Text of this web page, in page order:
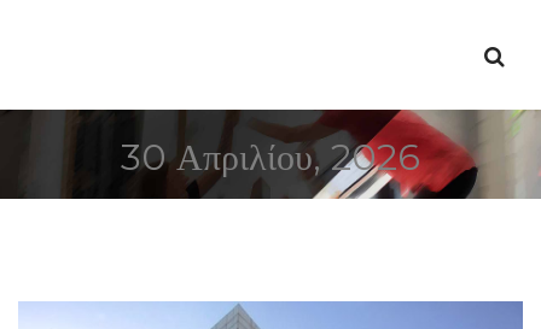
30 Απριλίου, 2026